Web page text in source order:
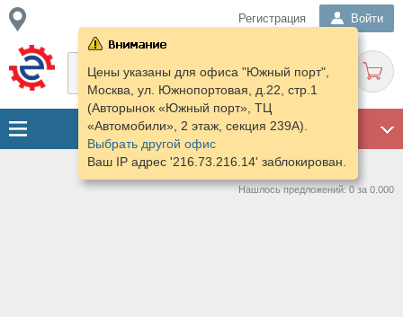
Регистрация Войти
Цены указаны для офиса "Южный порт",
Москва, ул. Южнопортовая, д.22, стр.1
(Авторынок «Южный порт», ТЦ
«Автомобили», 2 этаж, секция 239А).
Выбрать другой офис
Ваш IP адрес '216.73.216.14' заблокирован.
Нашлось предложений: 0 за 0.000